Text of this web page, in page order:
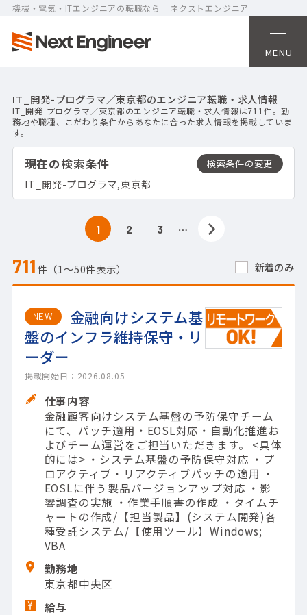
機械・電気・ITエンジニアの転職なら ネクストエンジニア
MENU
IT_開発-プログラマ／東京都のエンジニア転職・求人情報
IT_開発-プログラマ／東京都のエンジニア転職・求人情報は711件。勤
務地や職種、こだわり条件からあなたに合った求人情報を掲載していま
す。
現在の検索条件
IT_開発-プログラマ,東京都
711件（1〜50件表示） 新着のみ
1 2 3 …
NEW
金融向けシステム基
盤のインフラ維持保守・リ
ーダー
掲載開始日：2026.08.05
仕事内容
金融顧客向けシステム基盤の予防保守チーム
にて、パッチ適用・EOSL対応・自動化推進お
よびチーム運営をご担当いただきます。 <具体
的には> ・システム基盤の予防保守対応 ・プ
ロアクティブ・リアクティブパッチの適用 ・
EOSLに伴う製品バージョンアップ対応 ・影
響調査の実施 ・作業手順書の作成 ・タイムチ
ャートの作成/【担当製品】(システム開発)各
種受託システム/【使用ツール】Windows;
VBA
勤務地
東京都中央区
給与